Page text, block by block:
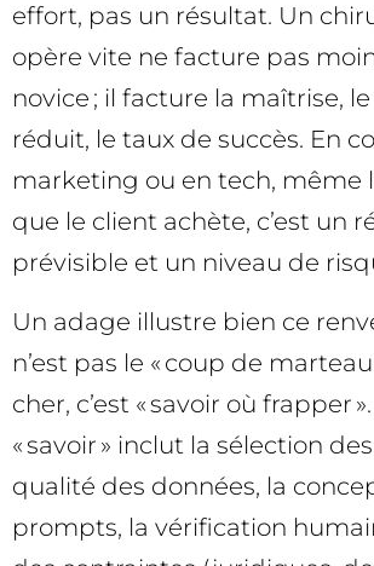
effort, pas un résultat. Un
opère vite ne facture pas
novice ; il facture la maîtrise,
réduit, le taux de succès. En
marketing ou en tech, même
que le client achète, c’est un
prévisible et un niveau de
Un adage illustre bien ce
n’est pas le « coup de
cher, c’est « savoir où frapper
« savoir » inclut la sélection
qualité des données, la
prompts, la vérification